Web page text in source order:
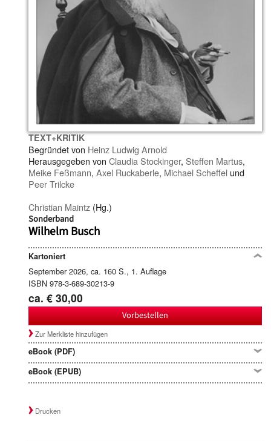
TEXT+KRITIK
Begründet von Heinz Ludwig Arnold
Herausgegeben von Claudia Stockinger, Steffen Martus,
Meike Feßmann, Axel Ruckaberle, Michael Scheffel und
Peer Trilcke
Christian Maintz (Hg.)
Sonderband
Wilhelm Busch
Kartoniert
September 2026, ca. 160 S., 1. Auflage
ISBN 978-3-689-30213-9
ca. € 30,00
Vorbestellen
Zur Merkliste hinzufügen
eBook (PDF)
eBook (EPUB)
Drucken